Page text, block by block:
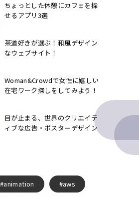
ちょっとした休憩にカフェを探
せるアプリ3選
茶道好きが選ぶ！和風デザイン
なウェブサイト！
Woman&Crowdで女性に嬉しい
在宅ワーク探しをしてみよう！
目が止まる、世界のクリエイテ
ィブな広告・ポスターデザイン
animation aws